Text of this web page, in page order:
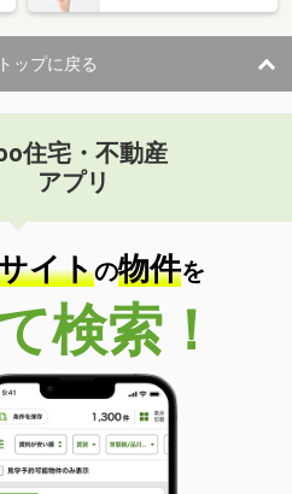
ップに戻る
住宅・不動産
アプリ
イトの物件を
検索！